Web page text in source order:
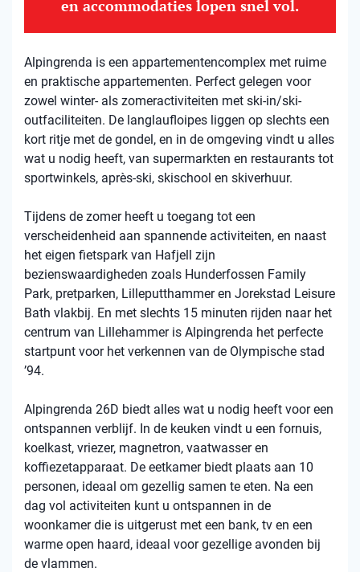
en accommodaties lopen snel vol.
Alpingrenda is een appartementencomplex met ruime
en praktische appartementen. Perfect gelegen voor
zowel winter- als zomeractiviteiten met ski-in/ski-
outfaciliteiten. De langlaufloipes liggen op slechts een
kort ritje met de gondel, en in de omgeving vindt u alles
wat u nodig heeft, van supermarkten en restaurants tot
sportwinkels, après-ski, skischool en skiverhuur.
Tijdens de zomer heeft u toegang tot een
verscheidenheid aan spannende activiteiten, en naast
het eigen fietspark van Hafjell zijn
bezienswaardigheden zoals Hunderfossen Family
Park, pretparken, Lilleputthammer en Jorekstad Leisure
Bath vlakbij. En met slechts 15 minuten rijden naar het
centrum van Lillehammer is Alpingrenda het perfecte
startpunt voor het verkennen van de Olympische stad
’94.
Alpingrenda 26D biedt alles wat u nodig heeft voor een
ontspannen verblijf. In de keuken vindt u een fornuis,
koelkast, vriezer, magnetron, vaatwasser en
koffiezetapparaat. De eetkamer biedt plaats aan 10
personen, ideaal om gezellig samen te eten. Na een
dag vol activiteiten kunt u ontspannen in de
woonkamer die is uitgerust met een bank, tv en een
warme open haard, ideaal voor gezellige avonden bij
de vlammen.